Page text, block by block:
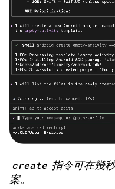
create 指令可在幾
案。